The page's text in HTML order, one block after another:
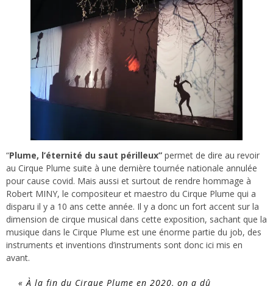
“Plume, l’éternité du saut périlleux” permet de dire au revoir
au Cirque Plume suite à une dernière tournée nationale annulée
pour cause covid. Mais aussi et surtout de rendre hommage à
Robert MINY, le compositeur et maestro du Cirque Plume qui a
disparu il y a 10 ans cette année. Il y a donc un fort accent sur la
dimension de cirque musical dans cette exposition, sachant que la
musique dans le Cirque Plume est une énorme partie du job, des
instruments et inventions d’instruments sont donc ici mis en
avant.
« À la fin du Cirque Plume en 2020, on a dû